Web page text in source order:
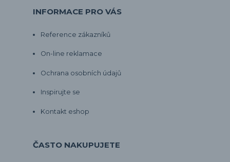
INFORMACE PRO VÁS
Reference zákazníků
On-line reklamace
Ochrana osobních údajů
Inspirujte se
Kontakt eshop
ČASTO NAKUPUJETE